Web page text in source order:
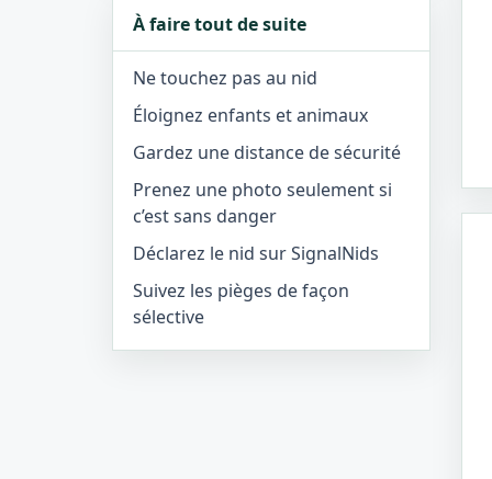
À faire tout de suite
Ne touchez pas au nid
Éloignez enfants et animaux
Gardez une distance de sécurité
Prenez une photo seulement si
c’est sans danger
Déclarez le nid sur SignalNids
Suivez les pièges de façon
sélective